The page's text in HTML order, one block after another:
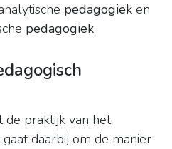
pedagogiek en
pedagogiek.
de praktijk van het
daarbij om de manier